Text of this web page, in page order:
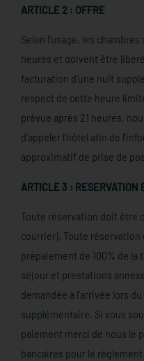
ARTICLE 2 : OFFRE
Selon l'usage, les
heures et doivent être
facturation d'une nuit
respect de cette heure
prévue après 21 heures,
d’appeler l’hôtel afin de
approximatif de prise de
ARTICLE 3 : RESERVATION
Toute réservation doit être
courrier). Toute
prépaiement de 100% de
séjour et prestations
demandée à l’arrivée lors
supplémentaire. Si vous
paiement merci de nous le
bancaires pour le